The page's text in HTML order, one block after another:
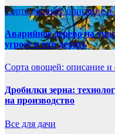
Сорта овощей: описание и
Аварийное дерево на
угрозу и что делать
Сорта овощей: описание и
Дробилки зерна:
на производство
Все для дачи